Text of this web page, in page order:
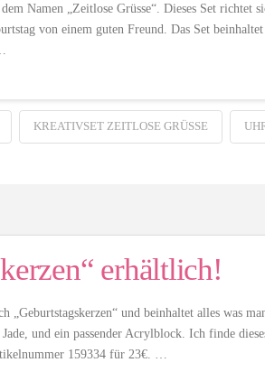
Namen „Zeitlose Grüsse“. Dieses Set richtet
von einem guten Freund. Das Set
KREATIVSET ZEITLOSE GRÜSSE
erhältlich!
„Geburtstagskerzen“ und beinhaltet alles was
und ein passender Acrylblock. Ich finde
159334 für 23€. …